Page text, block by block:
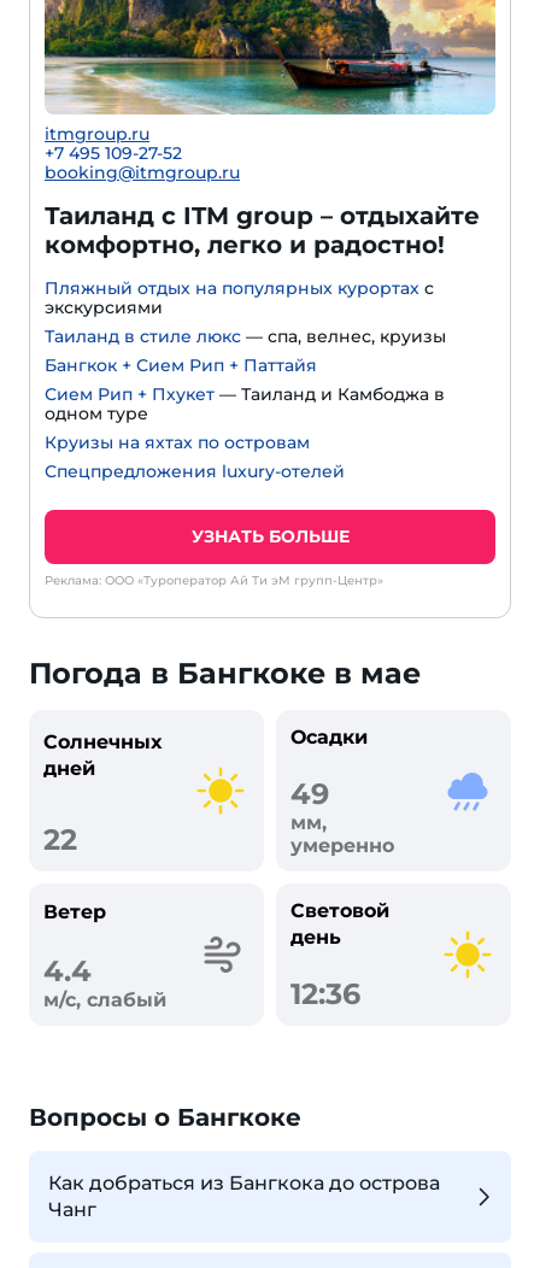
itmgroup.ru
+7 495 109-27-52
booking@itmgroup.ru
Таиланд с ITM group – отдыхайте
комфортно, легко и радостно!
Пляжный отдых на популярных курортах с
экскурсиями
Таиланд в стиле люкс — спа, велнес, круизы
Бангкок + Сием Рип + Паттайя
Сием Рип + Пхукет — Таиланд и Камбоджа в
одном туре
Круизы на яхтах по островам
Спецпредложения luxury-отелей
УЗНАТЬ БОЛЬШЕ
Реклама: ООО «Туроператор Ай Ти эМ групп-Центр»
Погода в Бангкоке в мае
Солнечных
дней
22
Осадки
49
мм,
умеренно
Ветер
4.4
м/с, слабый
Световой
день
12:36
Вопросы о Бангкоке
Как добраться из Бангкока до острова
Чанг